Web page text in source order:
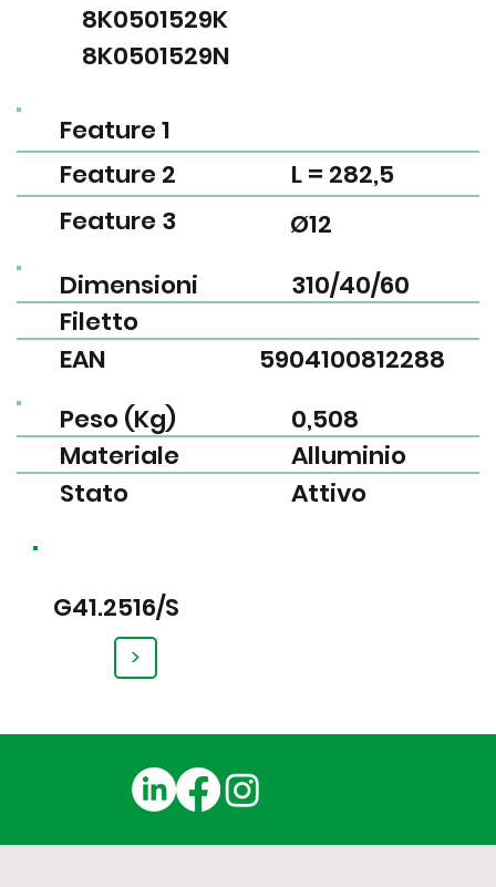
G41.2516/S
>
EAN
Filetto
Dimensioni
5904100812288
310/40/60
Peso (Kg)
Materiale
Stato
0,508
Alluminio
Attivo
Feature 1
Feature 2
Feature 3
L = 282,5
Ø12
8K0501529K
8K0501529N